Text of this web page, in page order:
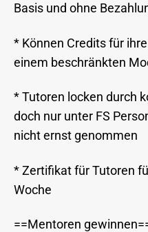
Basis und ohne
* Können Credits für
einem beschränkten
* Tutoren locken durch
doch nur unter FS
nicht ernst genommen
* Zertifikat für Tutoren
Woche
==Mentoren